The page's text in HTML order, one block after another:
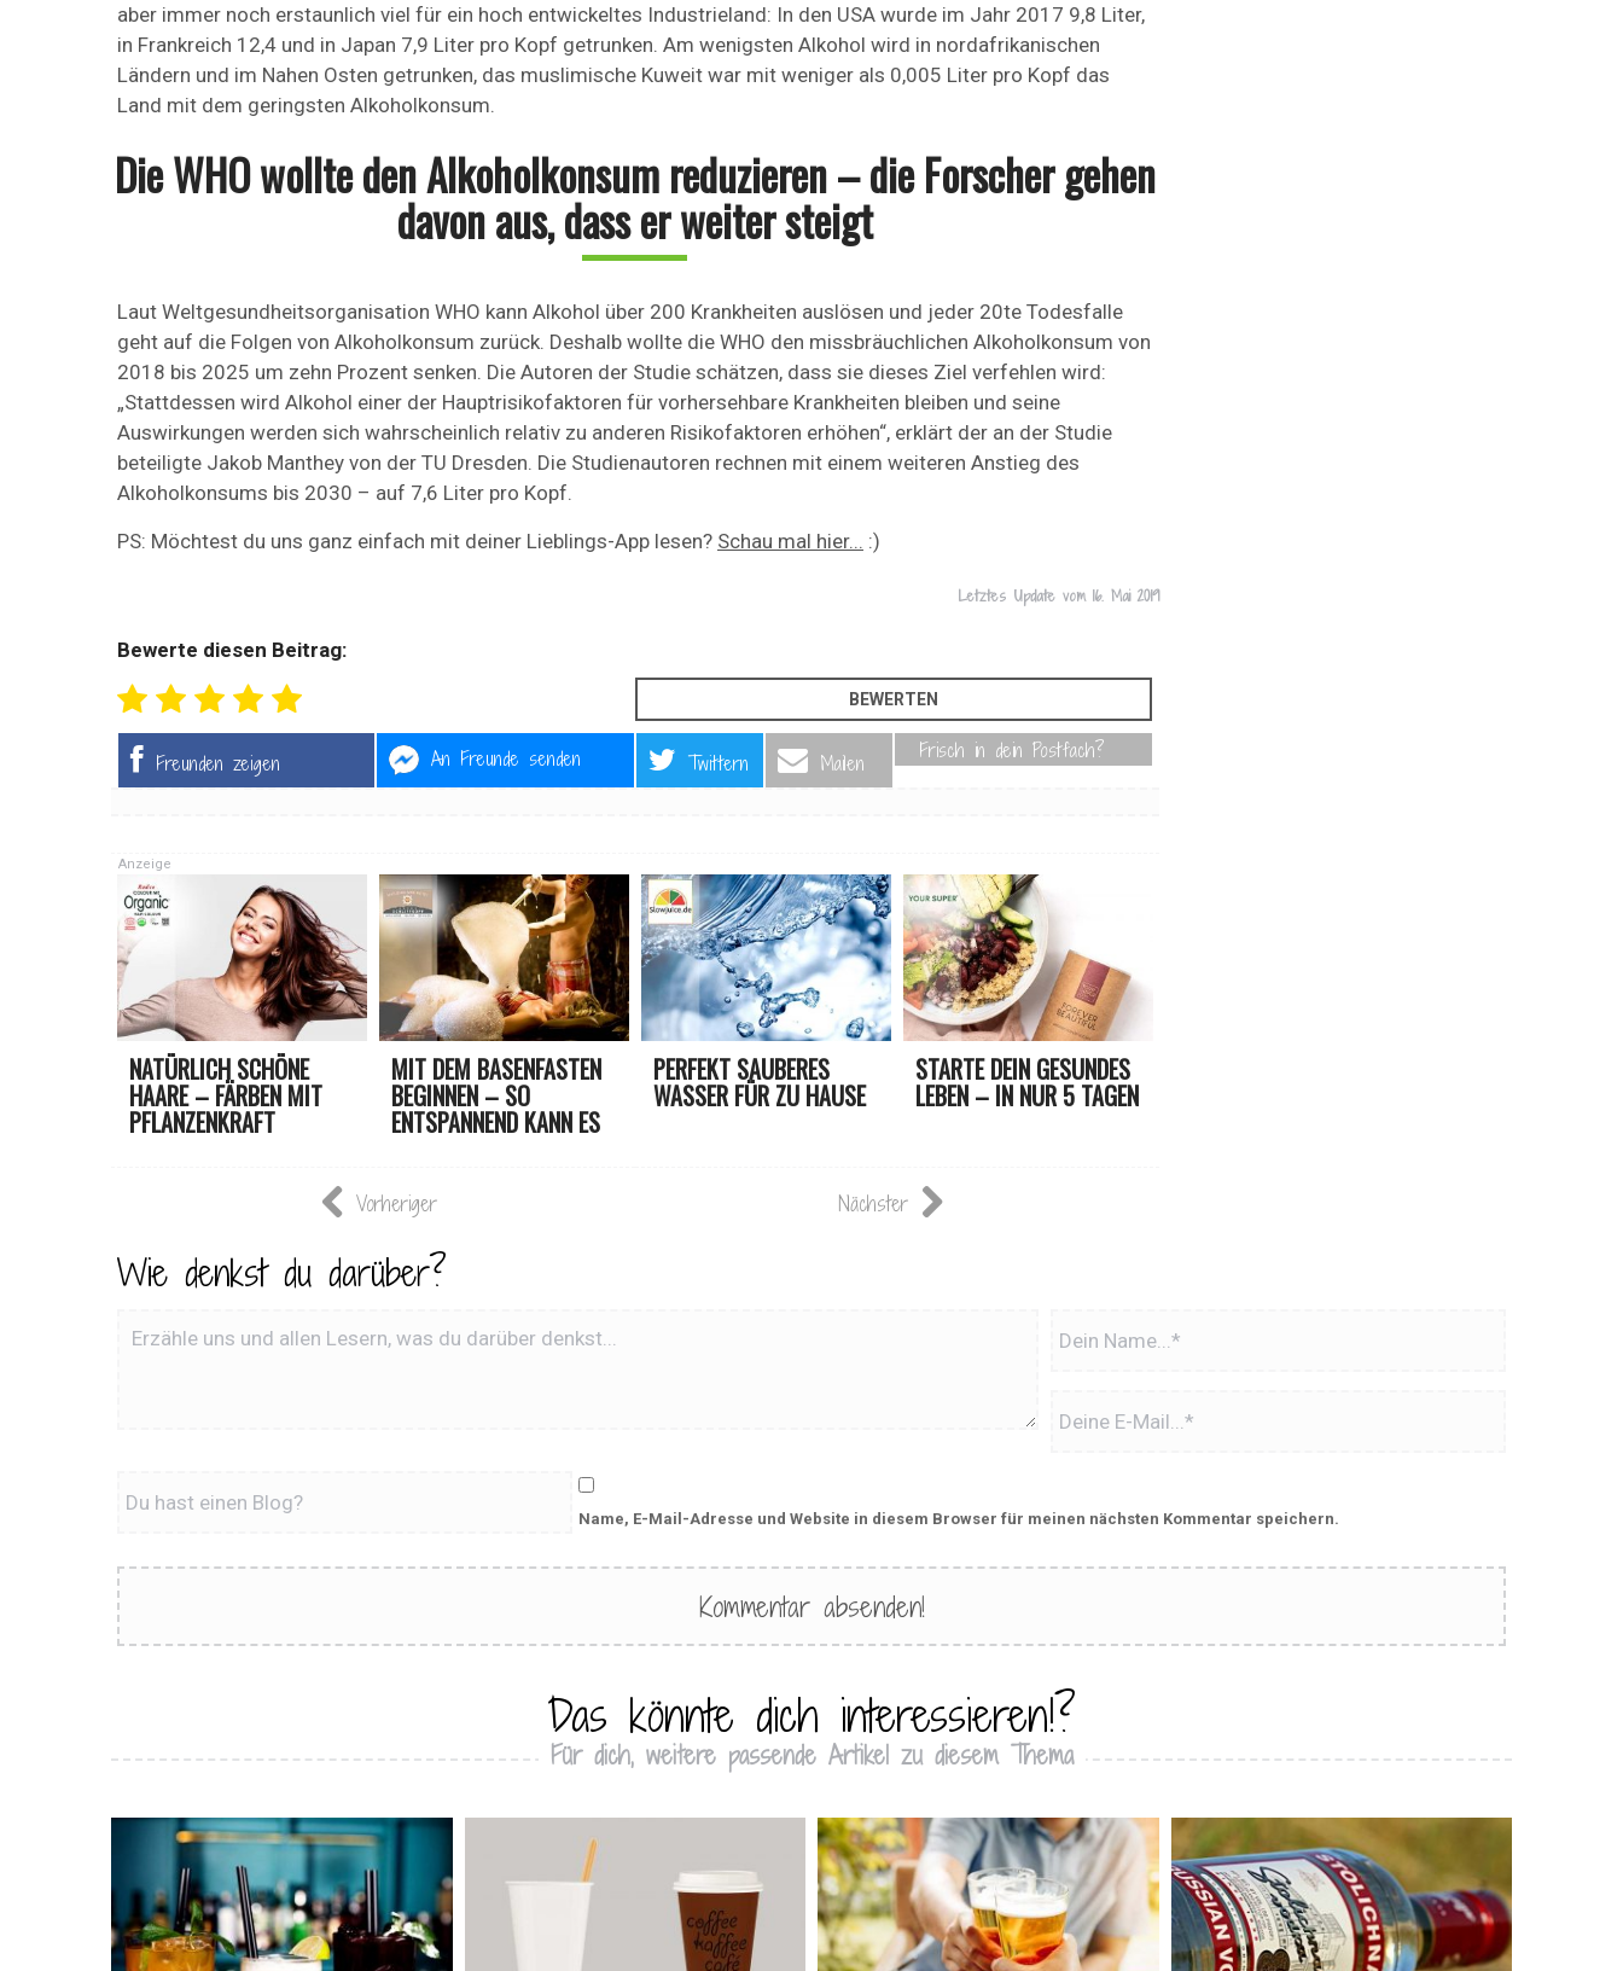
aber immer noch erstaunlich viel für ein hoch entwickeltes Industrieland: In den USA wurde im Jahr 2017 9,8 Liter,
in Frankreich 12,4 und in Japan 7,9 Liter pro Kopf getrunken. Am wenigsten Alkohol wird in nordafrikanischen
Ländern und im Nahen Osten getrunken, das muslimische Kuweit war mit weniger als 0,005 Liter pro Kopf das
Land mit dem geringsten Alkoholkonsum.
Die WHO wollte den Alkoholkonsum reduzieren – die Forscher gehen
davon aus, dass er weiter steigt
Laut Weltgesundheitsorganisation WHO kann Alkohol über 200 Krankheiten auslösen und jeder 20te Todesfalle
geht auf die Folgen von Alkoholkonsum zurück. Deshalb wollte die WHO den missbräuchlichen Alkoholkonsum von
2018 bis 2025 um zehn Prozent senken. Die Autoren der Studie schätzen, dass sie dieses Ziel verfehlen wird:
„Stattdessen wird Alkohol einer der Hauptrisikofaktoren für vorhersehbare Krankheiten bleiben und seine
Auswirkungen werden sich wahrscheinlich relativ zu anderen Risikofaktoren erhöhen“, erklärt der an der Studie
beteiligte Jakob Manthey von der TU Dresden. Die Studienautoren rechnen mit einem weiteren Anstieg des
Alkoholkonsums bis 2030 – auf 7,6 Liter pro Kopf.
PS: Möchtest du uns ganz einfach mit deiner Lieblings-App lesen? Schau mal hier... :)
Letztes Update vom 16. Mai 2019
Bewerte diesen Beitrag:
Freunden zeigen An Freunde senden Twittern Mailen Frisch in dein Postfach?
NATÜRLICH SCHÖNE
HAARE – FÄRBEN MIT
PFLANZENKRAFT
MIT DEM BASENFASTEN
BEGINNEN – SO
ENTSPANNEND KANN ES
PERFEKT SAUBERES
WASSER FÜR ZU HAUSE
STARTE DEIN GESUNDES
LEBEN – IN NUR 5 TAGEN
Anzeige
Vorheriger Nächster
Wie denkst du darüber?
Name, E-Mail-Adresse und Website in diesem Browser für meinen nächsten Kommentar speichern.
Das könnte dich interessieren!?
Für dich, weitere passende Artikel zu diesem Thema